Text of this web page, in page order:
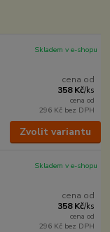
cena od
358 Kč/ks
cena od
296 Kč bez DPH
Skladem v e-shopu
Zvolit variantu
cena od
358 Kč/ks
cena od
296 Kč bez DPH
Skladem v e-shopu